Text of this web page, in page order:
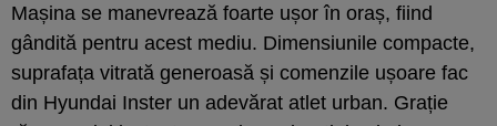
Mașina se manevrează foarte ușor în oraș, fiind
gândită pentru acest mediu. Dimensiunile compacte,
suprafața vitrată generoasă și comenzile ușoare fac
din Hyundai Inster un adevărat atlet urban. Grație